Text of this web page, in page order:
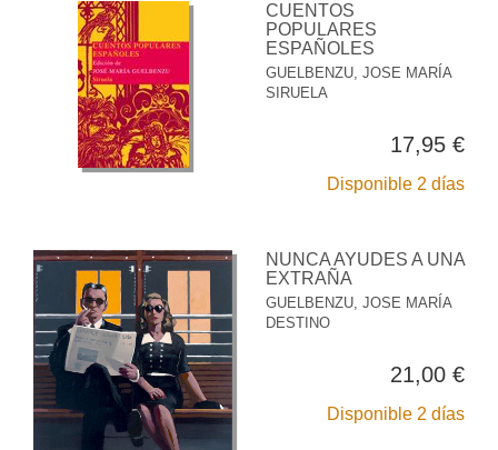
CUENTOS
POPULARES
ESPAÑOLES
GUELBENZU, JOSE MARÍA
SIRUELA
17,95 €
Disponible 2 días
NUNCA AYUDES A UNA
EXTRAÑA
GUELBENZU, JOSE MARÍA
DESTINO
21,00 €
Disponible 2 días